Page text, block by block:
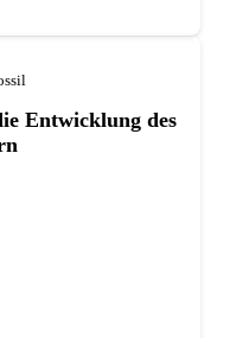
Entwicklung des